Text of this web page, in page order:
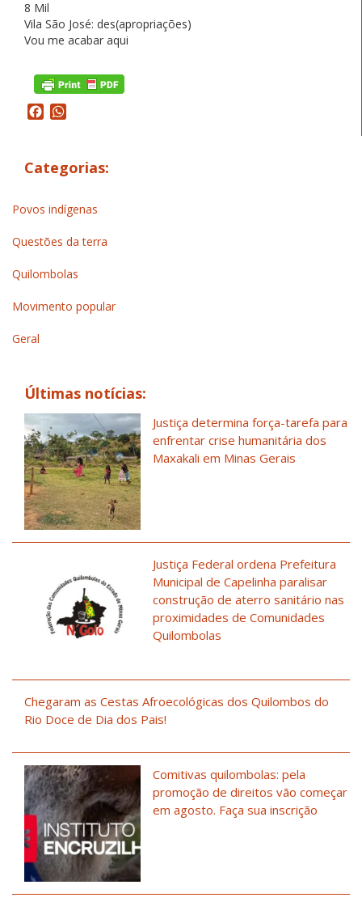
8 Mil
Vila São José: des(apropriações)
Vou me acabar aqui
Facebook
Categorias:
Povos indígenas
Questões da terra
Quilombolas
Movimento popular
Geral
Últimas notícias:
Justiça determina força-tarefa para
enfrentar crise humanitária dos
Maxakali em Minas Gerais
Justiça Federal ordena Prefeitura
Municipal de Capelinha paralisar
construção de aterro sanitário nas
proximidades de Comunidades
Quilombolas
Chegaram as Cestas Afroecológicas dos Quilombos do
Rio Doce de Dia dos Pais!
Comitivas quilombolas: pela
promoção de direitos vão começar
em agosto. Faça sua inscrição